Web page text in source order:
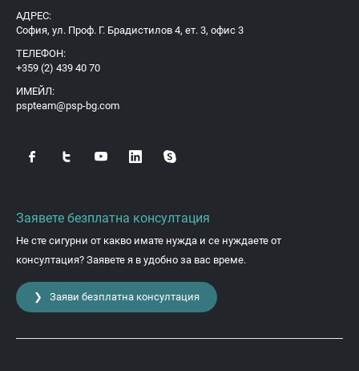
АДРЕС:
София, ул. Проф. Г. Брадистилов 4, ет. 3, офис 3
ТЕЛЕФОН:
+359 (2) 439 40 70
ИМЕЙЛ:
pspteam@psp-bg.com
Заявете безплатна консултация
Не сте сигурни от какво имате нужда и се нуждаете от
консултация? Заявете я в удобно за вас време.
❯ Заяви безплатна консултация